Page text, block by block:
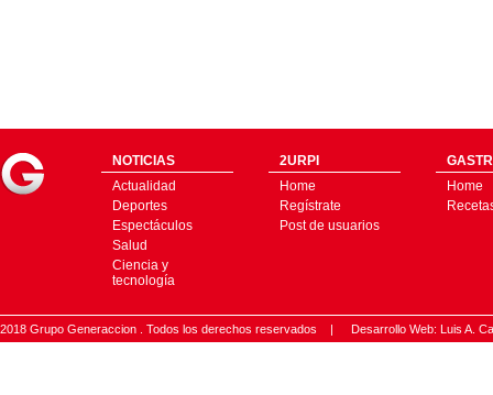
NOTICIAS
Actualidad
Deportes
Espectáculos
Salud
Ciencia y
tecnología
2URPI
Home
Regístrate
Post de usuarios
Home
2018 Grupo Generaccion . Todos los derechos reservados | Desarrollo Web: Luis